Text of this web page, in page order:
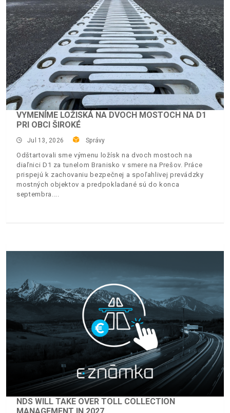
VYMENÍME LOŽISKÁ NA DVOCH MOSTOCH NA D1
PRI OBCI ŠIROKÉ
Jul 13, 2026 Správy
Odštartovali sme výmenu ložísk na dvoch mostoch na
diaľnici D1 za tunelom Branisko v smere na Prešov. Práce
prispejú k zachovaniu bezpečnej a spoľahlivej prevádzky
mostných objektov a predpokladané sú do konca
septembra.
NDS WILL TAKE OVER TOLL COLLECTION